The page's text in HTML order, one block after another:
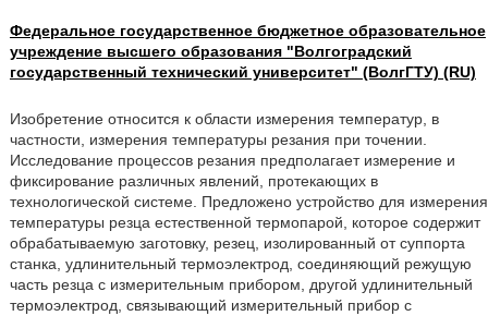
Федеральное государственное бюджетное образовательное
учреждение высшего образования "Волгоградский
государственный технический университет" (ВолгГТУ) (RU)
Изобретение относится к области измерения температур, в
частности, измерения температуры резания при точении.
Исследование процессов резания предполагает измерение и
фиксирование различных явлений, протекающих в
технологической системе. Предложено устройство для измерения
температуры резца естественной термопарой, которое содержит
обрабатываемую заготовку, резец, изолированный от суппорта
станка, удлинительный термоэлектрод, соединяющий режущую
часть резца с измерительным прибором, другой удлинительный
термоэлектрод, связывающий измерительный прибор с